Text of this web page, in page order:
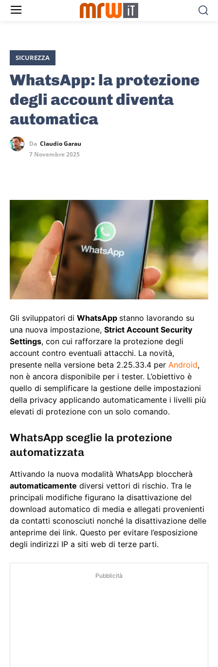
SICUREZZA
WhatsApp: la protezione
degli account diventa
automatica
Da Claudio Garau
7 Novembre 2025
Gli sviluppatori di WhatsApp stanno lavorando su
una nuova impostazione, Strict Account Security
Settings, con cui rafforzare la protezione degli
account contro eventuali attacchi. La novità,
presente nella versione beta 2.25.33.4 per Android,
non è ancora disponibile per i tester. L’obiettivo è
quello di semplificare la gestione delle impostazioni
della privacy applicando automaticamente i livelli più
elevati di protezione con un solo comando.
WhatsApp sceglie la protezione
automatizzata
Attivando la nuova modalità WhatsApp bloccherà
automaticamente diversi vettori di rischio. Tra le
principali modifiche figurano la disattivazione del
download automatico di media e allegati provenienti
da contatti sconosciuti nonché la disattivazione delle
anteprime dei link. Questo per evitare l’esposizione
degli indirizzi IP a siti web di terze parti.
Pubblicità